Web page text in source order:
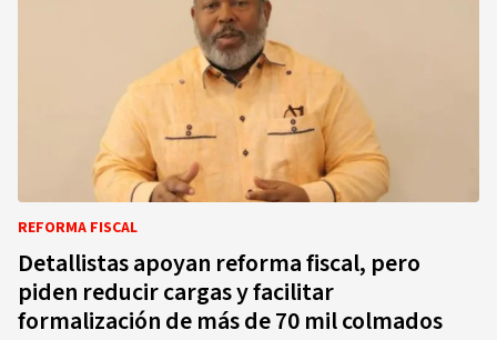
REFORMA FISCAL
Detallistas apoyan reforma fiscal, pero
piden reducir cargas y facilitar
formalización de más de 70 mil colmados